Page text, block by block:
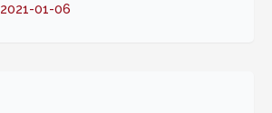
2021-01-06